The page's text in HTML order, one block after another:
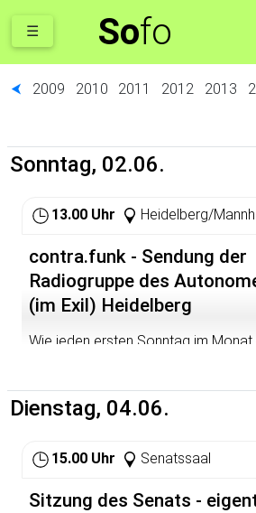
Sofo
☰
⮜ 2009 2010 2011 2012 2013
Sonntag, 02.06.
13.00 Uhr Heidelberg/
contra.funk - Sendung der
Radiogruppe des
(im Exil) Heidelberg
Wie jeden ersten Sonntag im
via Kabelempfang sowie im
http://bermudafunk.org/
nk.html
Dienstag, 04.06.
15.00 Uhr Senatssaal
Sitzung des Senats -